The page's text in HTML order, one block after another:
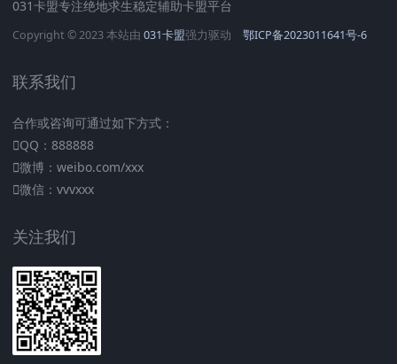
031卡盟专注绝地求生稳定辅助卡盟平台
Copyright © 2023 本站由 031卡盟强力驱动 鄂ICP备2023011641号-6
联系我们
合作或咨询可通过如下方式：
QQ：888888
微博：weibo.com/xxx
微信：vvvxxx
关注我们